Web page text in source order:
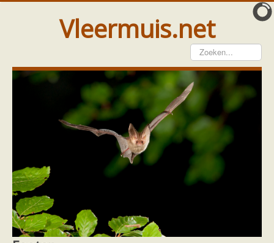
Vleermuis.net
Vleermuis gezien
Waarneming doorgeven
Wat doen wij met meldingen
Telinstructie
Waarnemingen doorgeven elders
Hulp
Vleermuis gevonden
Vanginstructie
Hulp per email
Hulp per provincie
Drenthe
Home Hulp Hulp per provincie